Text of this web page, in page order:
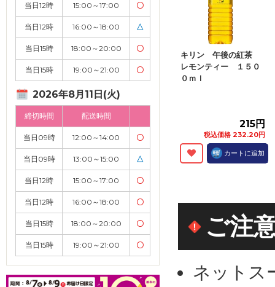
当日12時 15:00～17:00 〇
当日12時 16:00～18:00 △
当日15時 18:00～20:00 〇
当日15時 19:00～21:00 〇
2026年8月11日(火)
締切時間 配送時間
当日09時 12:00～14:00 〇
当日09時 13:00～15:00 △
当日12時 15:00～17:00 〇
当日12時 16:00～18:00 〇
当日15時 18:00～20:00 〇
当日15時 19:00～21:00 〇
キリン 午後の紅茶
レモンティー １５０
０ｍｌ
215円
税込価格 232.20円
カートに追加
ご注
ネットス